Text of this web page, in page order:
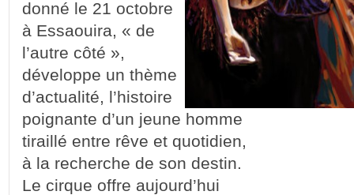
donné le 21 octobre
à Essaouira, « de
l’autre côté »,
développe un thème
d’actualité, l’histoire
poignante d’un jeune homme
tiraillé entre rêve et quotidien,
à la recherche de son destin.
Le cirque offre aujourd’hui